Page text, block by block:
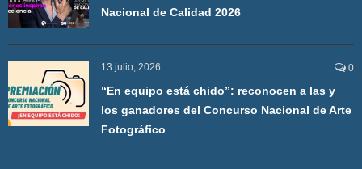
Nacional de Calidad 2026
13 julio, 2026 0
“En equipo está chido”: reconocen a las y
los ganadores del Concurso Nacional de Arte
Fotográfico